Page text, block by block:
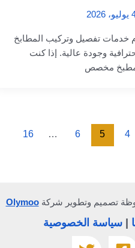
2026
خدمات تفصيل وتركيب المطابخ
وجودة عالية. إذا كنت
مطبخ مخصص
4
5
6
…
16
تصميم وتطوير شركةOlymoo
|سياسة الخصوصية